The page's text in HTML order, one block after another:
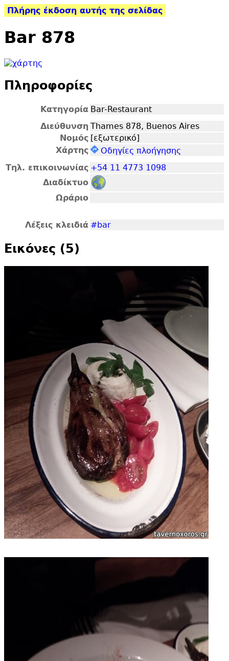
Πλήρης έκδοση αυτής της σελίδας
Bar 878
Πληροφορίες
Κατηγορία Bar-Restaurant
Διεύθυνση Thames 878, Buenos Aires
Νομός [εξωτερικό]
Χάρτης
Οδηγίες πλοήγησης
Τηλ. επικοινωνίας +54 11 4773 1098
Διαδίκτυο
Ωράριο
Λέξεις κλειδιά #bar
Εικόνες (5)